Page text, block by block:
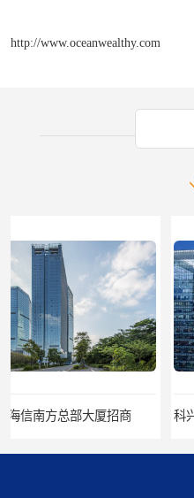
http://www.oceanwealthy.com
科兴科学园管理处/办公室招租/租金价格